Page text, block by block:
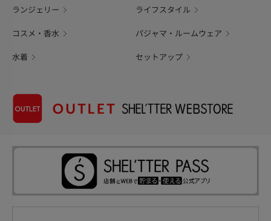
ランジェリー ライフスタイル
コスメ・香水 パジャマ・ルームウェア
水着 セットアップ